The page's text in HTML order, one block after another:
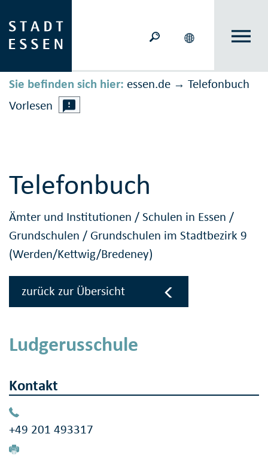
Sie befinden sich hier: essen.de → Telefonbuch
Vorlesen
Telefonbuch
Ämter und Institutionen /Schulen in Essen /
Grundschulen / Grundschulen im Stadtbezirk 9
(Werden/Kettwig/Bredeney)
zurück zur Übersicht
Ludgerusschule
Kontakt
+49 201 493317